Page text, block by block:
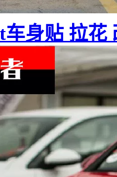
车身贴 拉花